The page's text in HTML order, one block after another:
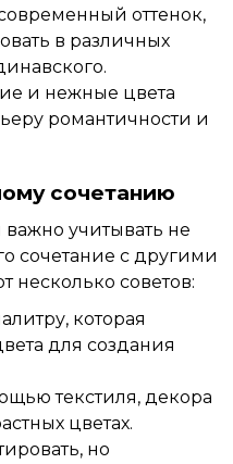
оттенок,
в различных
и нежные цвета
романтичности и
сочетанию
важно учитывать не
сочетание с другими
несколько советов:
которая
для создания
текстиля, декора
цветах.
но